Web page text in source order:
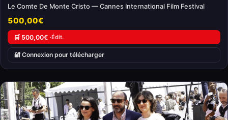
Le Comte De Monte Cristo — Cannes International Film Festival
500,00€
🛒 500,00€ ·Édit.
🔐 Connexion pour télécharger